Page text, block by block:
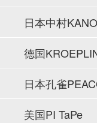
日本中村
德国
日本孔雀
美国PI TaPe